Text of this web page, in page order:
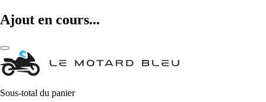
Ajout en cours...
Sous-total du panier